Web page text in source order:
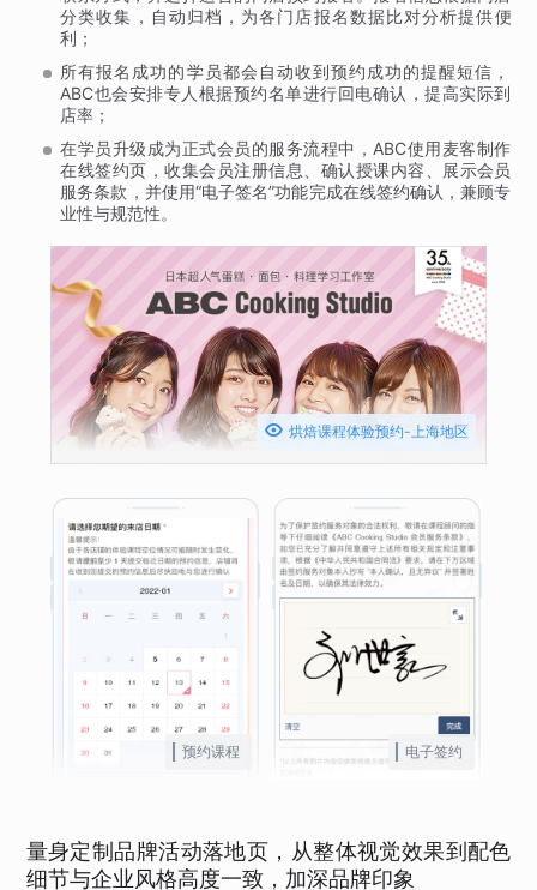
分类收集，自动归档，为各门店报名数据比对分析提供便
利；
所有报名成功的学员都会自动收到预约成功的提醒短信，
ABC也会安排专人根据预约名单进行回电确认，提高实际到
店率；
在学员升级成为正式会员的服务流程中，ABC使用麦客制作
在线签约页，收集会员注册信息、确认授课内容、展示会员
服务条款，并使用“电子签名”功能完成在线签约确认，兼顾专
业性与规范性。
 烘焙课程体验预约-上海地区
预约课程 电子签约
量身定制品牌活动落地页，从整体视觉效果到配色
细节与企业风格高度一致，加深品牌印象